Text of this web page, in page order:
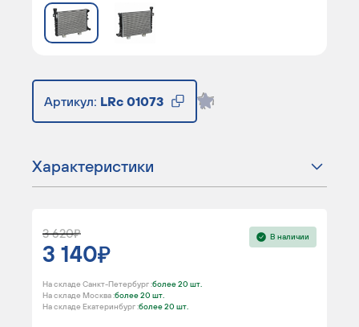
Артикул: LRc 01073
Характеристики
3 620
3 140
В наличии
На складе Санкт-Петербург :более 20 шт.
На складе Москва :более 20 шт.
На складе Екатеринбург :более 20 шт.